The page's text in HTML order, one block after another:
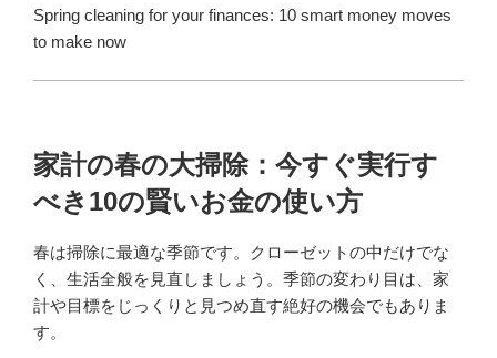
Spring cleaning for your finances: 10 smart money moves
to make now
家計の春の大掃除：今すぐ実行す
べき10の賢いお金の使い方
春は掃除に最適な季節です。クローゼットの中だけでな
く、生活全般を見直しましょう。季節の変わり目は、家
計や目標をじっくりと見つめ直す絶好の機会でもありま
す。